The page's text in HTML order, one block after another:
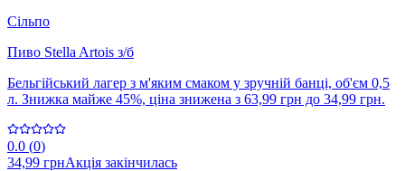
Сільпо
Пиво Stella Artois з/б
Бельгійський лагер з м'яким смаком у зручній банці, об'єм 0,5
л. Знижка майже 45%, ціна знижена з 63,99 грн до 34,99 грн.
0.0 (0)
34,99 грнАкція закінчилась